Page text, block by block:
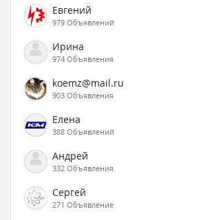
Евгений
979 Объявлений
Ирина
974 Объявления
koemz@mail.ru
903 Объявления
Елена
388 Объявлений
Андрей
332 Объявления
Сергей
271 Объявление